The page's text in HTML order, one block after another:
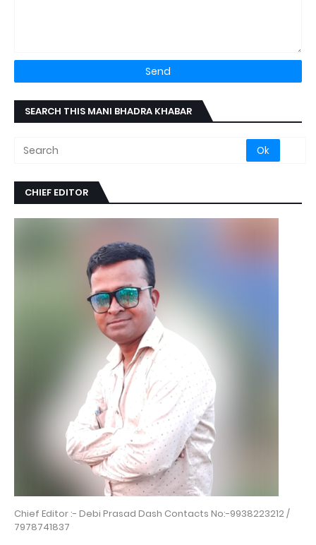
SEARCH THIS MANI BHADRA KHABAR
CHIEF EDITOR
Chief Editor :- Debi Prasad Dash Contacts No:-9938223212 /
7978741837